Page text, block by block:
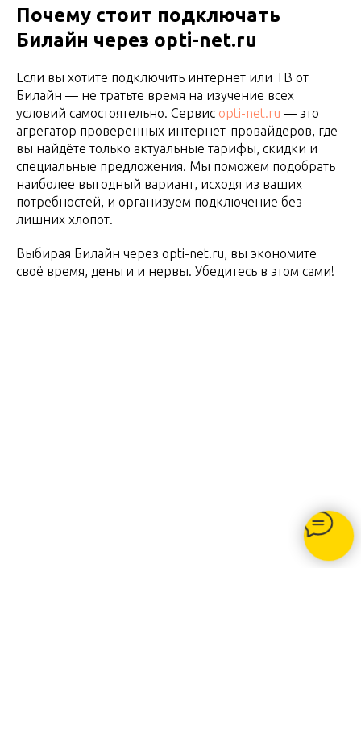
Почему стоит подключать
Билайн через opti-net.ru
Если вы хотите подключить интернет или ТВ от
Билайн — не тратьте время на изучение всех
условий самостоятельно. Сервис opti-net.ru — это
агрегатор проверенных интернет-провайдеров, где
вы найдёте только актуальные тарифы, скидки и
специальные предложения. Мы поможем подобрать
наиболее выгодный вариант, исходя из ваших
потребностей, и организуем подключение без
лишних хлопот.
Выбирая Билайн через opti-net.ru, вы экономите
своё время, деньги и нервы. Убедитесь в этом сами!